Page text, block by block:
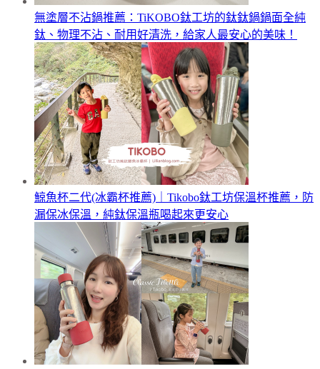
無塗層不沾鍋推薦：TiKOBO鈦工坊的鈦鈦鍋鍋面全純
鈦、物理不沾、耐用好清洗，給家人最安心的美味！
鯨魚杯二代(冰霸杯推薦)｜Tikobo鈦工坊保溫杯推薦，防
漏保冰保溫，純鈦保溫瓶喝起來更安心